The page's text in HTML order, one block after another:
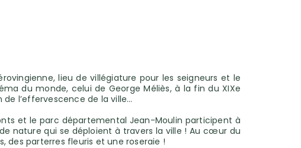
lieu de villégiature pour les seigneurs et le
du monde, celui de George Méliès, à la fin du XIXe
l’effervescence de la ville…
et le parc départemental Jean-Moulin participent à
nature qui se déploient à travers la ville ! Au cœur du
des parterres fleuris et une roseraie !